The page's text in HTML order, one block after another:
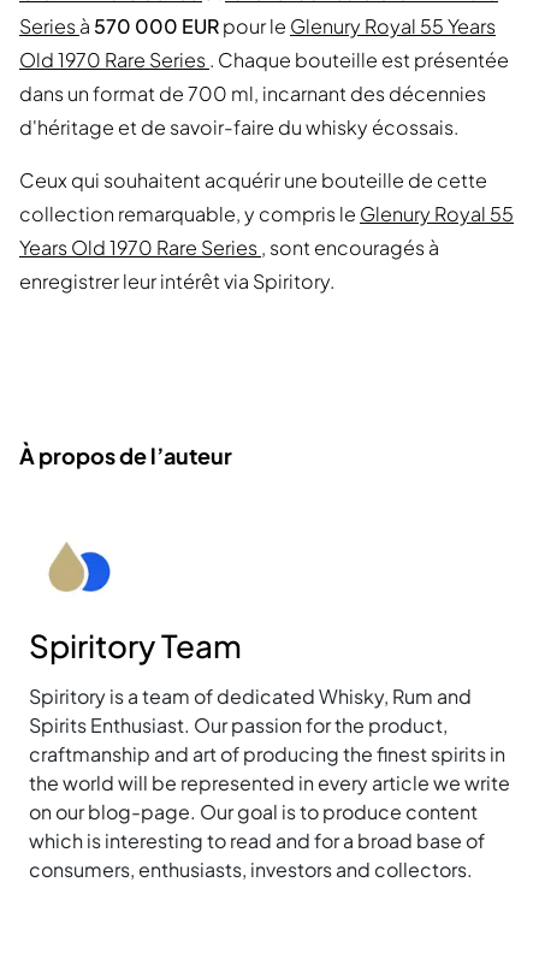
Seriesà 570 000 EURpour le Glenury Royal 55 Years
Old 1970 Rare Series. Chaque bouteille est présentée
dans un format de 700 ml, incarnant des décennies
d'héritage et de savoir-faire du whisky écossais.
Ceux qui souhaitent acquérir une bouteille de cette
collection remarquable, y compris le Glenury Royal 55
Years Old 1970 Rare Series, sont encouragés à
enregistrer leur intérêt via Spiritory.
À propos de l’auteur
Spiritory Team
Spiritory is a team of dedicated Whisky, Rum and
Spirits Enthusiast. Our passion for the product,
craftmanship and art of producing the finest spirits in
the world will be represented in every article we write
on our blog-page. Our goal is to produce content
which is interesting to read and for a broad base of
consumers, enthusiasts, investors and collectors.